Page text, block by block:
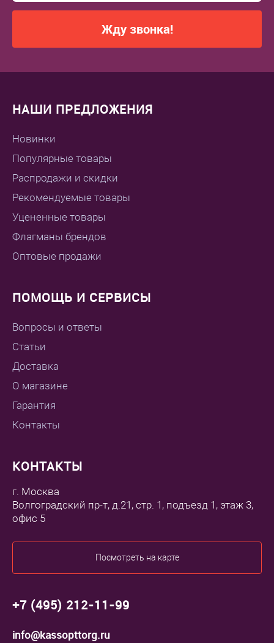
Жду звонка!
НАШИ ПРЕДЛОЖЕНИЯ
Новинки
Популярные товары
Распродажи и скидки
Рекомендуемые товары
Уцененные товары
Флагманы брендов
Оптовые продажи
ПОМОЩЬ И СЕРВИСЫ
Вопросы и ответы
Статьи
Доставка
О магазине
Гарантия
Контакты
КОНТАКТЫ
г. Москва
Волгоградский пр-т, д.21, стр. 1, подъезд 1, этаж 3,
офис 5
Посмотреть на карте
+7 (495) 212-11-99
info@kassopttorg.ru